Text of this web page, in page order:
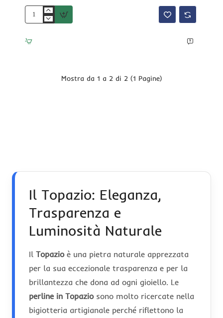
Il Topazio: Eleganza,
Trasparenza e
Luminosità Naturale
Il Topazioè una pietra naturale apprezzata
per la sua eccezionale trasparenza e per la
brillantezza che dona ad ogni gioiello. Le
perline in Topaziosono molto ricercate nella
bigiotteria artigianale perché riflettono la
Topazio
sfac.
16
Mostra da 1 a 2 di 2 (1 Pagine)